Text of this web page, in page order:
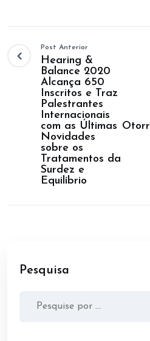
Post Anterior
Hearing &
Balance 2020
Alcança 650
Inscritos e Traz
Palestrantes
Internacionais
com as Últimas
Novidades
sobre os
Tratamentos da
Surdez e
Equilíbrio
Pesquisa